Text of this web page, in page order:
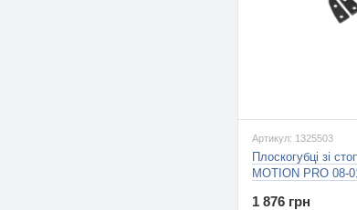
Артикул: 1325503
Плоскогубці зі
MOTION PRO 08-
1 876 грн